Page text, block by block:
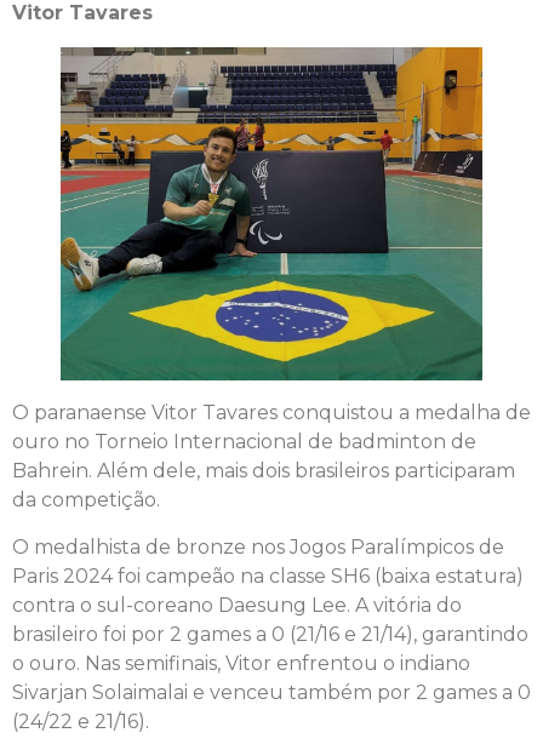
Vitor Tavares
O paranaense Vitor Tavares conquistou a medalha de
ouro no Torneio Internacional de badminton de
Bahrein. Além dele, mais dois brasileiros participaram
da competição.
O medalhista de bronze nos Jogos Paralímpicos de
Paris 2024 foi campeão na classe SH6 (baixa estatura)
contra o sul-coreano Daesung Lee. A vitória do
brasileiro foi por 2 games a 0 (21/16 e 21/14), garantindo
o ouro. Nas semifinais, Vitor enfrentou o indiano
Sivarjan Solaimalai e venceu também por 2 games a 0
(24/22 e 21/16).